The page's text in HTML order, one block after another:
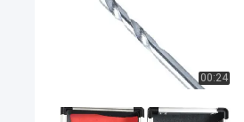
00:24